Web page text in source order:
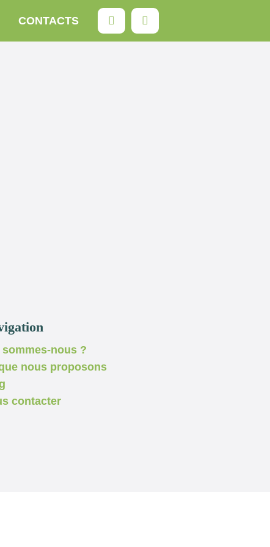
CONTACTS Rechercher
sommes-nous ?
nous proposons
contacter